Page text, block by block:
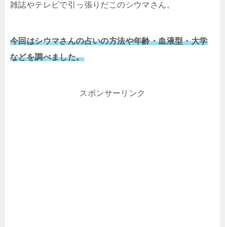
雑誌やテレビで引っ張りだこのシウマさん。
今回はシウマさんの占いの方法や年齢・血液型・大学
などを調べました。
スポンサーリンク